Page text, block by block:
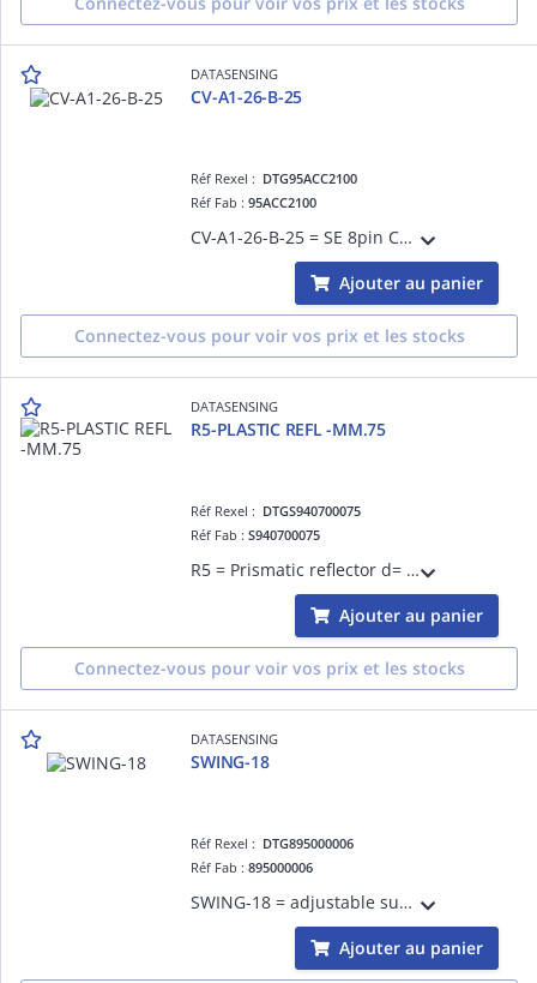
DATASENSING
CV-A1-26-B-25
Réf Rexel : DTG95ACC2100
Réf Fab :95ACC2100
CV-A1-26-B-25 = SE 8pin CABLE 25m
Ajouter au panier
Connectez-vous pour voir vos prix et les stocks
DATASENSING
R5-PLASTIC REFL -MM.75
Réf Rexel : DTGS940700075
Réf Fab :S940700075
R5 = Prismatic reflector d= 75 mm - plastic support d= 82 mm
Ajouter au panier
Connectez-vous pour voir vos prix et les stocks
DATASENSING
SWING-18
Réf Rexel : DTG895000006
Réf Fab :895000006
SWING-18 = adjustable support for M18 tubular sensors
Ajouter au panier